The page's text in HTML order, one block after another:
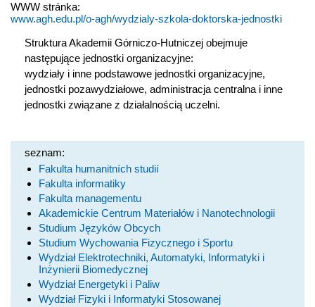
WWW stránka:
www.agh.edu.pl/o-agh/wydzialy-szkola-doktorska-jednostki
Struktura Akademii Górniczo-Hutniczej obejmuje
następujące jednostki organizacyjne:
wydziały i inne podstawowe jednostki organizacyjne,
jednostki pozawydziałowe, administracja centralna i inne
jednostki związane z działalnością uczelni.
seznam:
Fakulta humanitních studií
Fakulta informatiky
Fakulta managementu
Akademickie Centrum Materiałów i Nanotechnologii
Studium Języków Obcych
Studium Wychowania Fizycznego i Sportu
Wydział Elektrotechniki, Automatyki, Informatyki i
Inżynierii Biomedycznej
Wydział Energetyki i Paliw
Wydział Fizyki i Informatyki Stosowanej